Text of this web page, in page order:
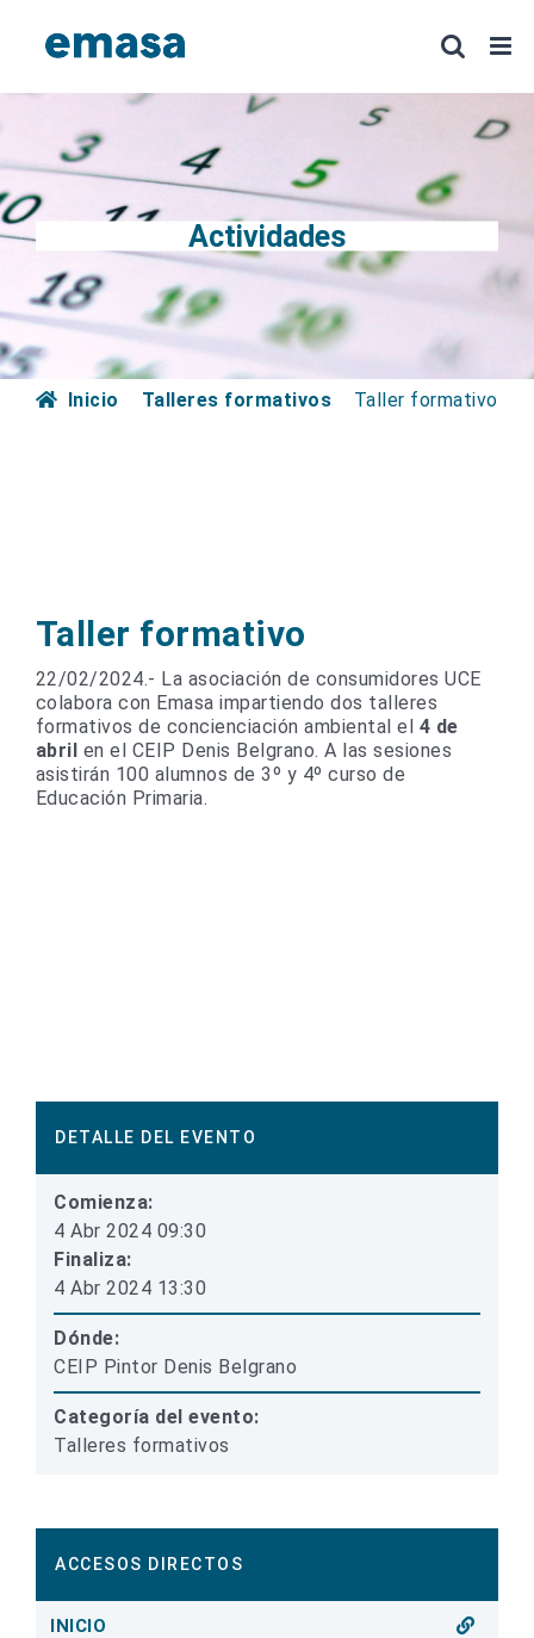
Actividades
Inicio Talleres formativos Taller formativo
Taller formativo
22/02/2024.- La asociación de consumidores UCE
colabora con Emasa impartiendo dos talleres
formativos de concienciación ambiental el 4 de
abril en el CEIP Denis Belgrano. A las sesiones
asistirán 100 alumnos de 3º y 4º curso de
Educación Primaria.
DETALLE DEL EVENTO
Comienza:
4 Abr 2024 09:30
Finaliza:
4 Abr 2024 13:30
Dónde:
CEIP Pintor Denis Belgrano
Categoría del evento:
Talleres formativos
ACCESOS DIRECTOS
INICIO